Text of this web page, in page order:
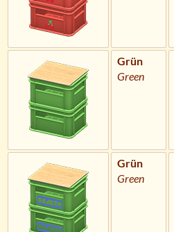
Grün
Green
Grün
Green